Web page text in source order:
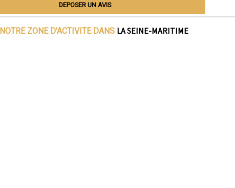
DEPOSER UN AVIS
NOTRE ZONE D'ACTIVITE DANS LA SEINE-MARITIME